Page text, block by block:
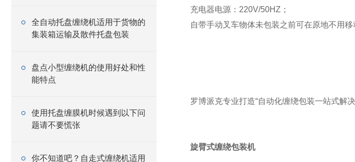
全自动托盘缠绕机适用于货物的
集装箱运输及散件托盘包装
盘点小型缠绕机的使用好处和性
能特点
使用托盘缠膜机时候遇到以下问
题请不要慌张
你不知道吧？自走式缠绕机适用
充电器电源：220V/50HZ；
自带手动叉车物体未包装之前可在原地不用移
罗博派克专业打造“自动化缠绕包装一站式解
旋臂式缠绕包装机